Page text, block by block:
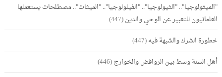
"الميثولوجيا".. "الثيولوجيا".. "الفيلولوجيا".. "الميثات".. مصطلحات يستعملها
العلمانيون للتعبير عن الوحي والدين(447)
خطورة الشرك والشبهة فيه(447)
أهل السنة وسط بين الروافض والخوارج(446)